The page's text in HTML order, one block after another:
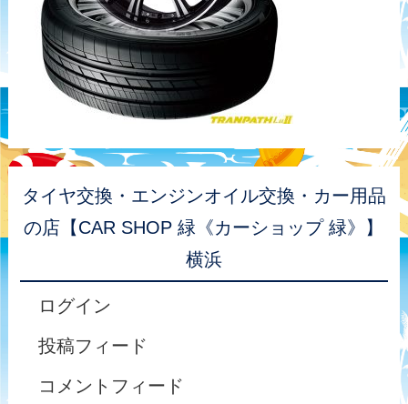
タイヤ交換・エンジンオイル交換・カー用品
の店【CAR SHOP 緑《カーショップ 緑》】
横浜
ログイン
投稿フィード
コメントフィード